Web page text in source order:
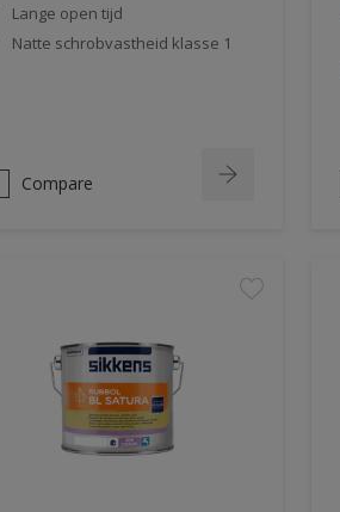
Lange open tijd
Natte schrobvastheid klasse 1
Compare